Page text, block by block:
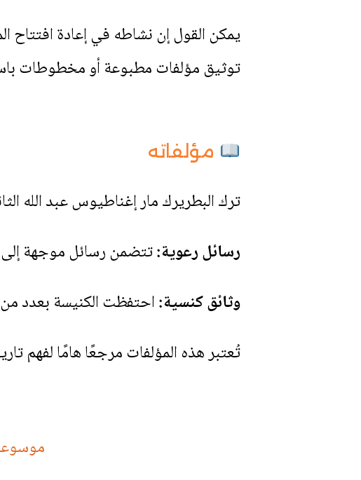
يمكن القول إن نشاطه في إعادة افتتاح
توثيق مؤلفات مطبوعة أو مخطوطات
مؤلفاته
ترك البطريرك مار إغناطيوس عبد الله
رسائل رعوية:تتضمن رسائل موجهة إلى
وثائق كنسية:احتفظت الكنيسة بعدد من
تُعتبر هذه المؤلفات مرجعًا هامًا لفهم